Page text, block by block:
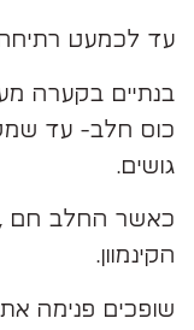
עד לכמעט
בנתיים בקערה
כוס חלב- עד
גושים.
כאשר החלב חם ,
הקינמוון.
שופכים פנימה